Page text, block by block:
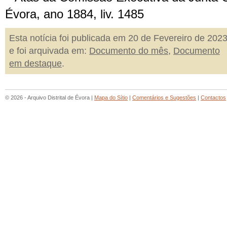
Évora, ano 1884, liv. 1485
Esta notícia foi publicada em 20 de Fevereiro de 2023
e foi arquivada em: Documento do mês, Documento
em destaque.
© 2026 - Arquivo Distrital de Évora | Mapa do Sítio | Comentários e Sugestões | Contactos